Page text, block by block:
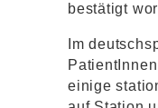
bestätigt
Im
einige